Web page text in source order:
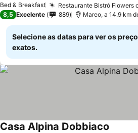
Bed & Breakfast Restaurante Bistró Flowers
8,5 Excelente 889 Mareo, a 14.9 km
Selecione as datas para ver os
exatos.
Casa Alpina Dobbiaco